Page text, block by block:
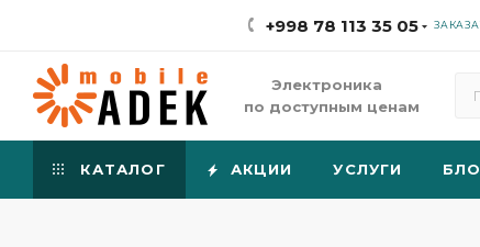
+998 78 113 35 05
Электроника
по доступным ценам
КАТАЛОГ АКЦИИ УСЛУГИ